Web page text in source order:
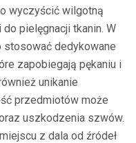
wyczyścić wilgotną
pielęgnacji tkanin. W
stosować dedykowane
zapobiegają pękaniu i
unikanie
przedmiotów może
uszkodzenia szwów.
z dala od źródeł